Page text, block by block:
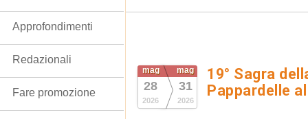
mag
28
2026
mag
31
2026
19° Sagra
Pappardelle
Approfondimenti
Redazionali
Fare promozione